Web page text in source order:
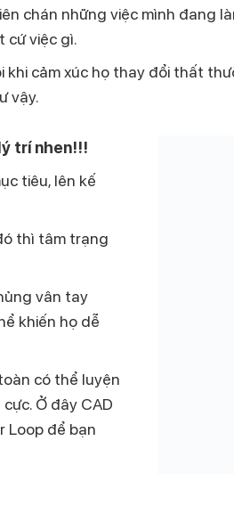
chán những việc mình đang
cứ việc gì.
khi cảm xúc họ thay đổi thất
vậy.
trí nhen!!!
tiêu, lên kế
thì tâm trạng
vân tay
khiến họ dễ
có thể luyện
Ở đây CAD
Loop để bạn